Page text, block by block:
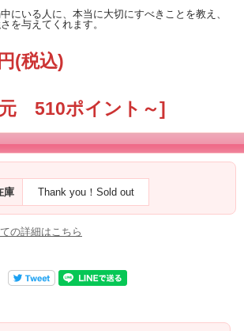
にいる人に、本当に大切にすべきことを教え、
を与えてくれます。
(税込)
510ポイント～]
庫 Thank you！Sold out
の詳細はこちら